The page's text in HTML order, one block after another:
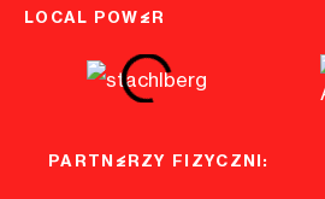
LOCAL POWER
PARTNERZY FIZYCZNI: